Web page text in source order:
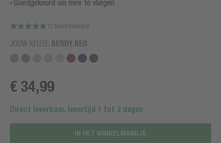
Goedgekeurd om mee te vliegen
12 Beoordelingen
JOUW KEUZE: BERRY RED
€ 34,99
Direct leverbaar, levertijd 1 tot 2 dagen
IN HET WINKELMANDJE